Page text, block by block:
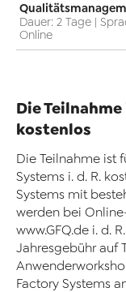
Dauer: 2 Tage |
Online
Die
kostenlos
Die Teilnahme ist
Systems i. d. R.
Systems mit
werden bei
www.GFQ.de i. d.
Jahresgebühr auf
Factory Systems